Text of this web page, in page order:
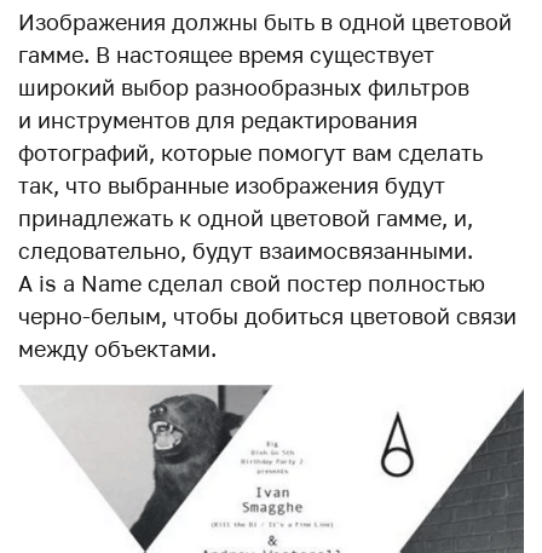
Изображения должны быть в одной цветовой
гамме. В настоящее время существует
широкий выбор разнообразных фильтров
и инструментов для редактирования
фотографий, которые помогут вам сделать
так, что выбранные изображения будут
принадлежать к одной цветовой гамме, и,
следовательно, будут взаимосвязанными.
A is a Name сделал свой постер полностью
черно-белым, чтобы добиться цветовой связи
между объектами.